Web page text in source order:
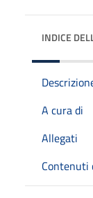
INDICE
A cura di
Allegati
Contenuti